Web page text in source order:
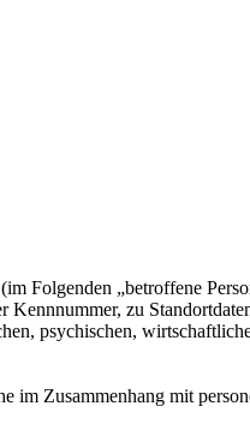
Folgenden „betroffene
zu
psychischen,
im Zusammenhang mit